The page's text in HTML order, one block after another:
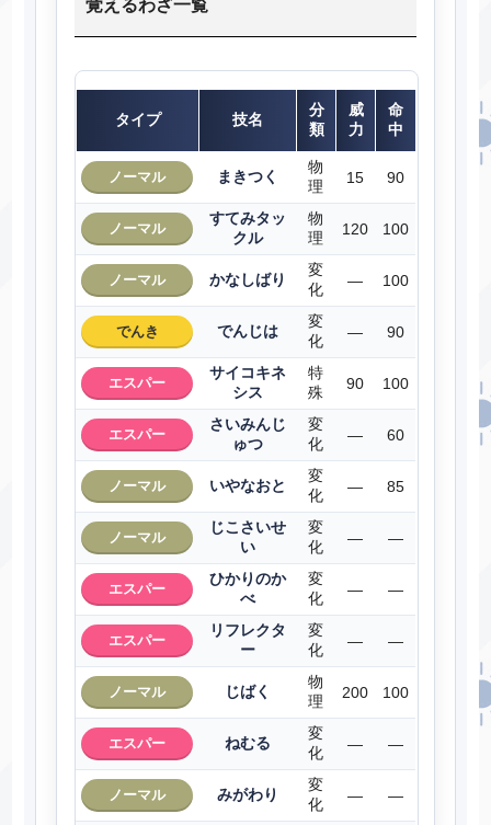
覚えるわざ一覧
タイプ 技名
分
類
威
力
命
中
ノーマル まきつく
物
理
15 90
ノーマル
すてみタッ
クル
物
理
120 100
ノーマル かなしばり
変
化
― 100
でんき でんじは
変
化
― 90
エスパー
サイコキネ
シス
特
殊
90 100
エスパー
さいみんじ
ゅつ
変
化
― 60
ノーマル いやなおと
変
化
― 85
ノーマル
じこさいせ
い
変
化
― ―
エスパー
ひかりのか
べ
変
化
― ―
エスパー
リフレクタ
ー
変
化
― ―
ノーマル じばく
物
理
200 100
エスパー ねむる
変
化
― ―
ノーマル みがわり
変
化
― ―